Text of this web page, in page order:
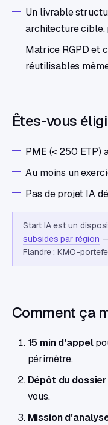
Un livrable
architecture cible,
Matrice RGPD et
réutilisables
Êtes-vous
PME (< 250 ETP)
Au moins un
Pas de projet IA
Start IA est un
subsides par région
Flandre : KMO-
Comment ça
15 min d'appel
périmètre.
Dépôt du dossier
vous.
Mission